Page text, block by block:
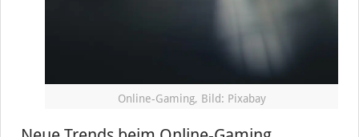
Online-Gaming, Bild: Pixabay